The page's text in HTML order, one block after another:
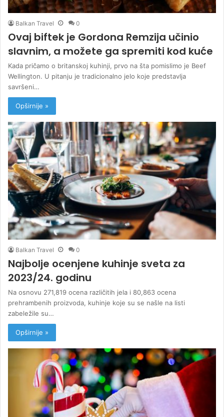
Balkan Travel 0
Ovaj biftek je Gordona Remzija učinio
slavnim, a možete ga spremiti kod kuće
Kada pričamo o britanskoj kuhinji, prvo na šta pomislimo je Beef
Wellington. U pitanju je tradicionalno jelo koje predstavlja
savršeni…
Opširnije »
Balkan Travel 0
Najbolje ocenjene kuhinje sveta za
2023/24. godinu
Na osnovu 271,819 ocena različitih jela i 80,863 ocena
prehrambenih proizvoda, kuhinje koje su se našle na listi
zabeležile su…
Opširnije »